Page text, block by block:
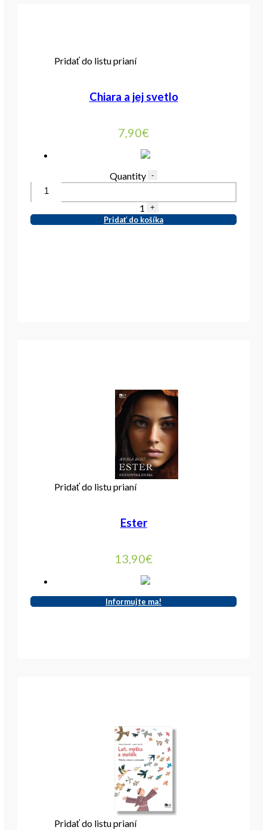
Pridať do listu prianí
Chiara a jej svetlo
7,90€
Quantity -
1 +
Pridať do košíka
Pridať do listu prianí
Ester
13,90€
Informujte ma!
Pridať do listu prianí